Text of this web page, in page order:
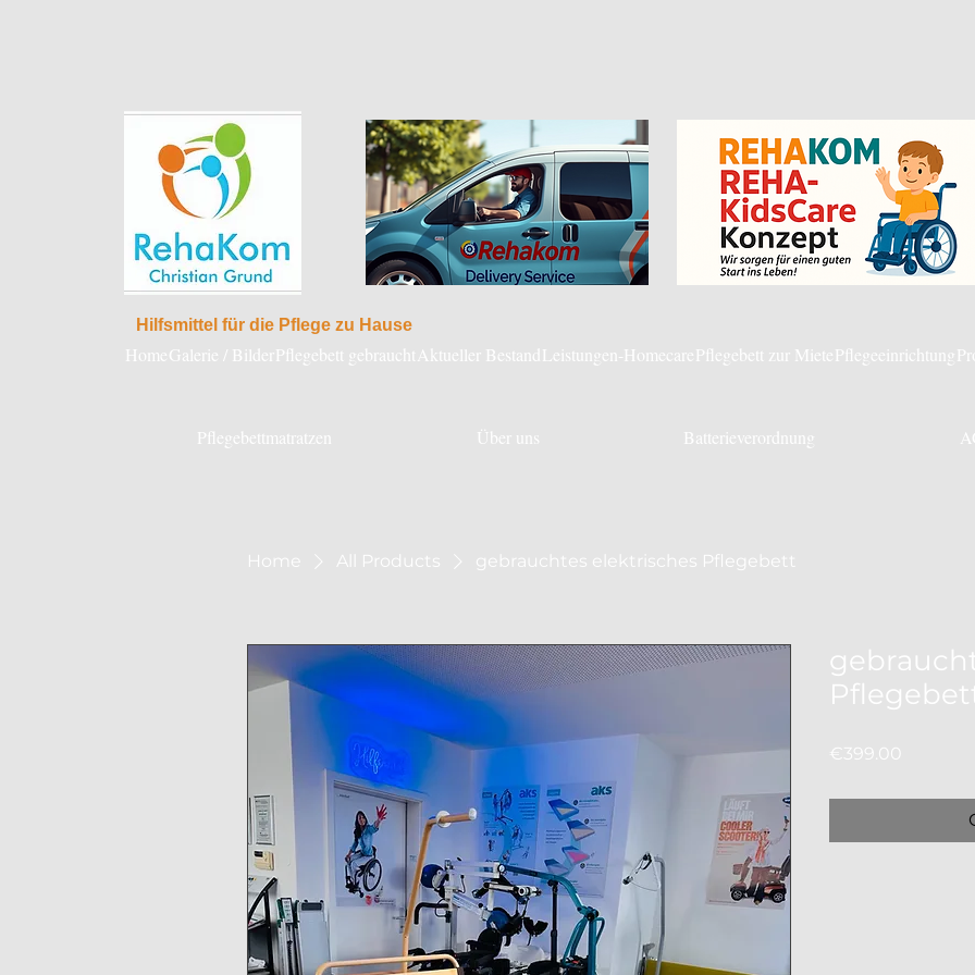
HomeGalerie / BilderPflegebett gebraucht Aktueller Bestand Leistungen-HomecarePflegebett zur MietePflegeeinrichtung
Pflegebettmatratzen Über uns Batterieverordnung
Hilfsmittel für die Pflege zu Hause
Home All Products gebrauchtes elektrisches Pflegebett
€399.00